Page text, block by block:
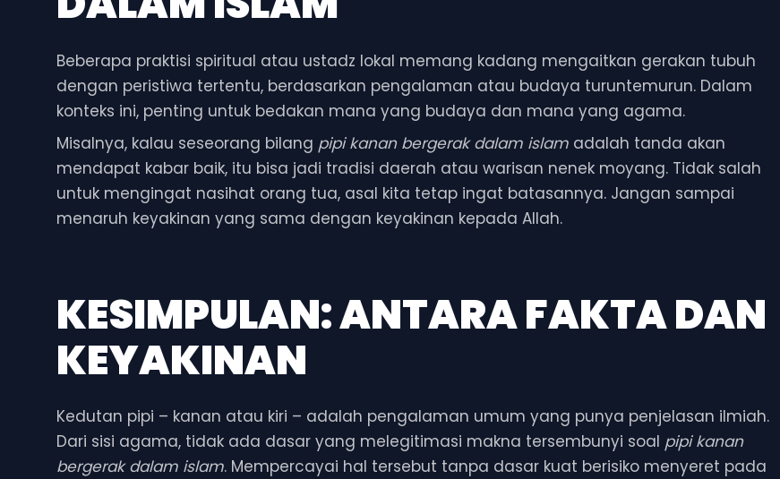
Beberapa praktisi spiritual atau ustadz lokal memang kadang mengaitkan gerakan tubuh
dengan peristiwa tertentu, berdasarkan pengalaman atau budaya turuntemurun. Dalam
konteks ini, penting untuk bedakan mana yang budaya dan mana yang agama.
Misalnya, kalau seseorang bilang pipi kanan bergerak dalam islamadalah tanda akan
mendapat kabar baik, itu bisa jadi tradisi daerah atau warisan nenek moyang. Tidak salah
untuk mengingat nasihat orang tua, asal kita tetap ingat batasannya. Jangan sampai
menaruh keyakinan yang sama dengan keyakinan kepada Allah.
KESIMPULAN: ANTARA FAKTA DAN
KEYAKINAN
Kedutan pipi – kanan atau kiri – adalah pengalaman umum yang punya penjelasan ilmiah.
Dari sisi agama, tidak ada dasar yang melegitimasi makna tersembunyi soal pipi kanan
bergerak dalam islam. Mempercayai hal tersebut tanpa dasar kuat berisiko menyeret pada